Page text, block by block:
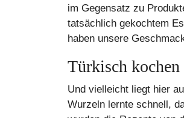
im Gegensatz zu
tatsächlich gekochtem
haben unsere
Türkisch
Und vielleicht liegt hier
Wurzeln lernte schnell,